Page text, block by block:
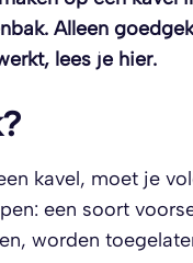
Alleen
lees je hier.
kavel, moet je
een soort
worden